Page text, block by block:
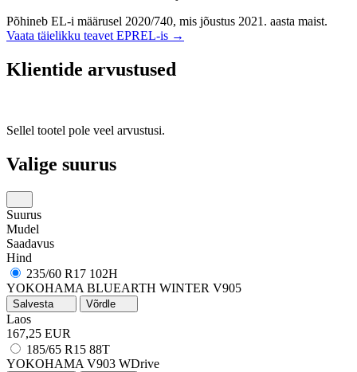
Põhineb EL-i määrusel 2020/740, mis jõustus 2021. aasta maist.
Vaata täielikku teavet EPREL-is →
Klientide arvustused
Sellel tootel pole veel arvustusi.
Valige suurus
Suurus
Mudel
Saadavus
Hind
235/60 R17 102H
YOKOHAMA BLUEARTH WINTER V905
Salvesta Võrdle
Laos
167,25 EUR
185/65 R15 88T
YOKOHAMA V903 WDrive